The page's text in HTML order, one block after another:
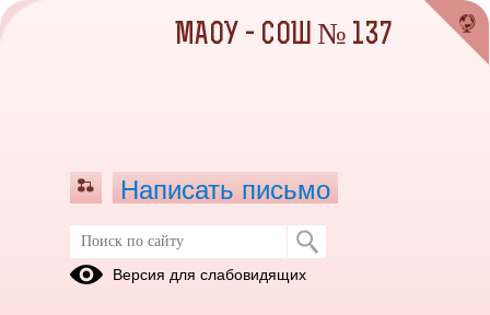
Паспорт дорожной безопасности
МАОУ - СОШ № 137
Написать письмо
Версия для слабовидящих